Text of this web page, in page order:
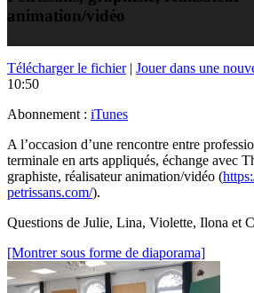
animation/vidéo
Télécharger le fichier| Jouer dans une
10:50
Abonnement : iTunes
A l’occasion d’une rencontre entre
terminale en arts appliqués, échange avec
graphiste, réalisateur animation/vidéo (
petrissans.com/).
Questions de Julie, Lina, Violette, Ilona et
[Montrer sous forme de diaporama]